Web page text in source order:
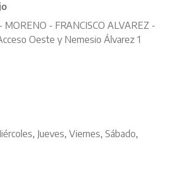
MORENO - FRANCISCO ALVAREZ -
Oeste y Nemesio Álvarez 1
Jueves, Viernes, Sábado,